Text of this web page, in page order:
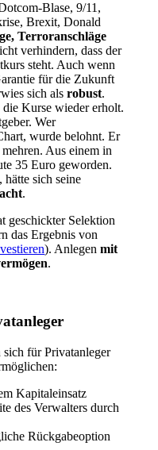
Blase, 9/11,
Brexit, Donald
Terroranschläge
verhindern, dass der
steht. Auch wenn
für die Zukunft
sich alsrobust.
Kurse wieder erholt.
Wer
wurde belohnt. Er
Aus einem in
35 Euro geworden.
sich seine
.
geschickter Selektion
das Ergebnis von
). Anlegenmit
.
für Privatanleger
Kapitaleinsatz
des Verwalters durch
Rückgabeoption